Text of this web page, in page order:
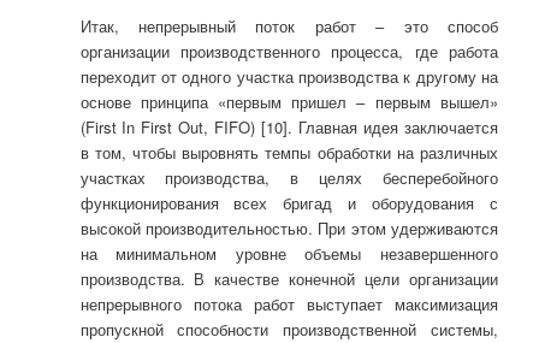
Итак, непрерывный поток работ – это способ
организации производственного процесса, где работа
переходит от одного участка производства к другому на
основе принципа «первым пришел – первым вышел»
(First In First Out, FIFO) [10]. Главная идея заключается
в том, чтобы выровнять темпы обработки на различных
участках производства, в целях бесперебойного
функционирования всех бригад и оборудования с
высокой производительностью. При этом удерживаются
на минимальном уровне объемы незавершенного
производства. В качестве конечной цели организации
непрерывного потока работ выступает максимизация
пропускной способности производственной системы,